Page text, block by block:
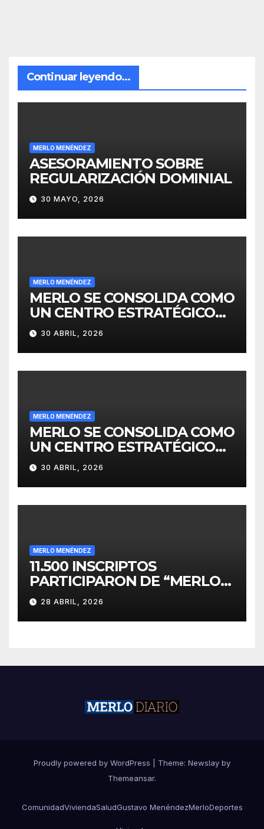
Continuar leyendo...
MERLO MENÉNDEZ
ASESORAMIENTO SOBRE
REGULARIZACIÓN DOMINIAL
30 MAYO, 2026
MERLO MENÉNDEZ
MERLO SE CONSOLIDA COMO
UN CENTRO ESTRATÉGICO
PARA EL DESARROLLO DE
INVERSIONES
30 ABRIL, 2026
MERLO MENÉNDEZ
MERLO SE CONSOLIDA COMO
UN CENTRO ESTRATÉGICO
PARA EL DESARROLLO DE
INVERSIONES
30 ABRIL, 2026
MERLO MENÉNDEZ
11.500 INSCRIPTOS
PARTICIPARON DE “MERLO
CORRE POR MALVINAS”
28 ABRIL, 2026
Proudly powered by WordPress Theme: Newslay by
Themeansar.
ComunidadViviendaSaludGustavo MenéndezMerloDeportes